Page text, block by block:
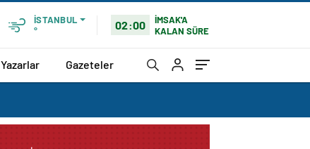
İSTANBUL
°
02:00
İMSAK'A
KALAN SÜRE
Yazarlar Gazeteler